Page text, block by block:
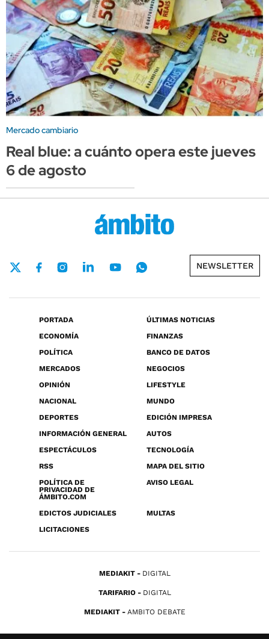
Mercado cambiario
Real blue: a cuánto opera este jueves
6 de agosto
NEWSLETTER
PORTADA
ÚLTIMAS NOTICIAS
ECONOMÍA
FINANZAS
POLÍTICA
BANCO DE DATOS
MERCADOS
NEGOCIOS
OPINIÓN
LIFESTYLE
NACIONAL
MUNDO
DEPORTES
EDICIÓN IMPRESA
INFORMACIÓN GENERAL
AUTOS
ESPECTÁCULOS
TECNOLOGÍA
RSS
MAPA DEL SITIO
POLÍTICA DE
PRIVACIDAD DE
ÁMBITO.COM
AVISO LEGAL
EDICTOS JUDICIALES
MULTAS
LICITACIONES
MEDIAKIT DIGITAL
TARIFARIO DIGITAL
MEDIAKIT AMBITO DEBATE